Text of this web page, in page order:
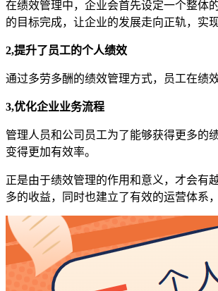
在绩效管理中，企业会首先设定一个整体
的目标完成，让企业的发展走向正轨，实
2,提升了员工的个人绩效
通过多劳多酬的绩效管理方式，员工在绩
3,优化企业业务流程
管理人员和公司员工为了能够获得更多的
变得更加有效率。
正是由于绩效管理的作用和意义，才会有
多的收益，同时也建立了有效的运营体系